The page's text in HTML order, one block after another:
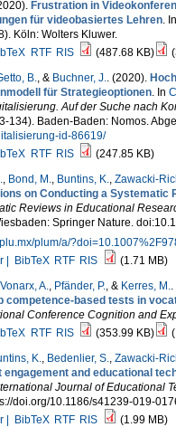
Frustration in
für videobasiertes Lehren. In
Köln: Wolters Kluwer.
RTF RIS (487.68 KB)
B., & Buchner, J.. (2020).
für Strategieoptionen. In
Auf der Suche nach
134). Baden-Baden: Nomos.
id-86619/
RTF RIS
(247.85 KB)
, Bond, M., Buntins, K., Zawacki-
on Conducting a Systematic
Reviews in Educational
Springer Nature.
plum/a/
| BibTeX RTF RIS
(1.71 MB)
Vonarx, A., Pfänder, P., & Kerres, M..
competence-based tests in
Conference Cognition and
RTF RIS (353.99 KB)
K., Bedenlier, S., Zawacki-
engagement and educational
Journal of Educational
doi.org/10.1186/s41239-019-
| BibTeX RTF RIS
(1.99 MB)